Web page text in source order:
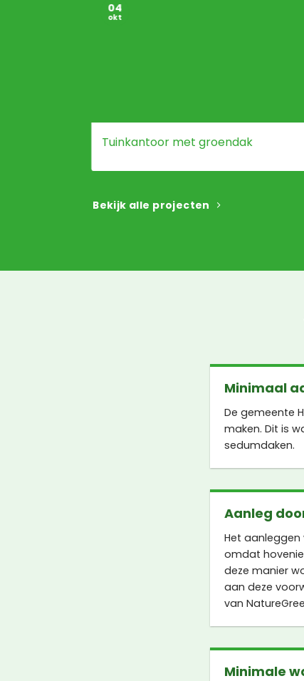
Tuinkantoor met groendak
04
okt
Bekijk alle projecten
Minimaal
De gemeente
maken. Dit is
sedumdaken.
Aanleg
Het
omdat
deze manier
aan deze
van
Minimale